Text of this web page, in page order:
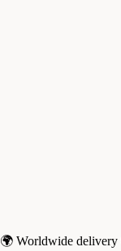
🌍 Worldwide delivery